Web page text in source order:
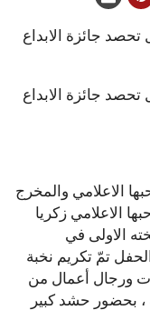
جائزة الابداع
جائزة الابداع
الاعلامي والمخرج
الاعلامي زكريا
الاولى في
تمّ تكريم نخبة
ورجال أعمال من
، بحضور حشد كبير